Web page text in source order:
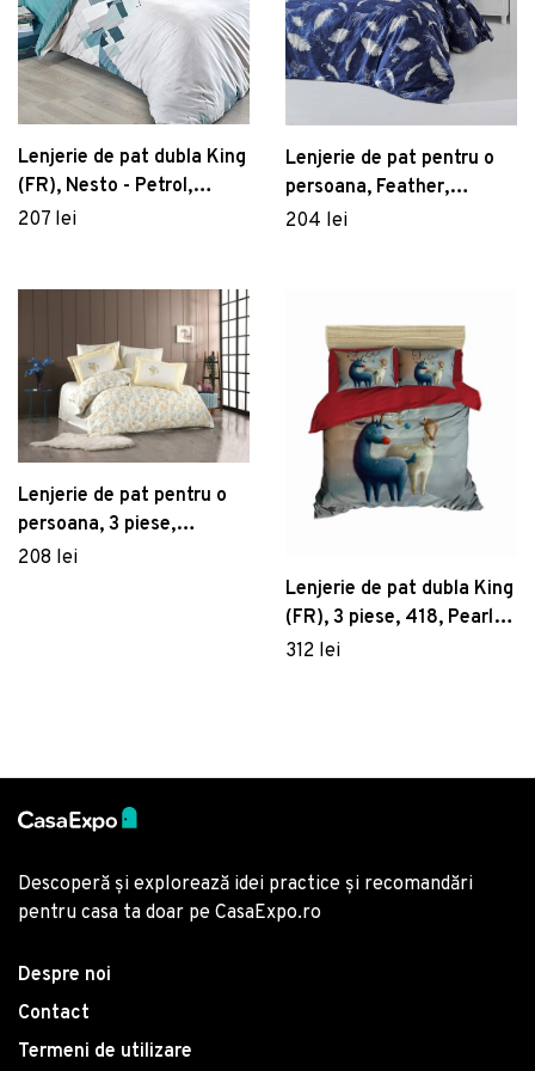
Lenjerie de pat dubla King
(FR), Nesto - Petrol,
Cotton Box, Bumbac
207 lei
Lenjerie de pat pentru o
persoana, Feather,
Victoria, Bumbac
204 lei
Lenjerie de pat pentru o
persoana, 3 piese,
160x220 cm, 100%
208 lei
Lenjerie de pat dubla King
(FR), 3 piese, 418, Pearl
Home, Poliester Satinat
312 lei
Descoperă și explorează idei practice și recomandări
pentru casa ta doar pe CasaExpo.ro
Despre noi
Contact
Termeni de utilizare